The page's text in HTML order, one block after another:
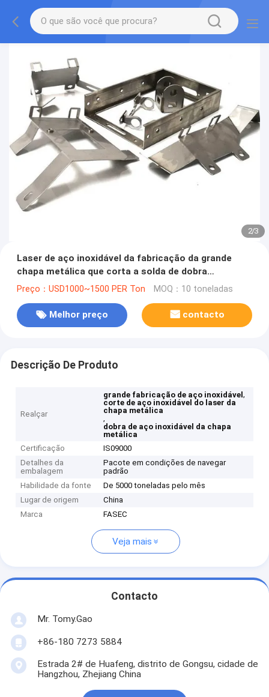
2/3
Laser de aço inoxidável da fabricação da grande
chapa metálica que corta a solda de dobra
carimbando o armário
Preço：USD1000~1500 PER Ton MOQ：10 toneladas
Melhor preço contacto
Descrição De Produto
Realçar
grande fabricação de aço inoxidável,
corte de aço inoxidável do laser da
chapa metálica
,
dobra de aço inoxidável da chapa
metálica
Certificação
IS09000
Detalhes da
embalagem
Pacote em condições de navegar
padrão
Habilidade da fonte
De 5000 toneladas pelo mês
Lugar de origem
China
Marca
FASEC
Veja mais
Contacto
Mr. Tomy.Gao
+86-180 7273 5884
Estrada 2# de Huafeng, distrito de Gongsu, cidade de
Hangzhou, Zhejiang China